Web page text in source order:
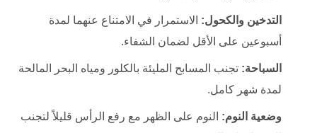
التدخين والكحول: الاستمرار في الامتناع عنهما لمدة
أسبوعين على الأقل لضمان الشفاء.
السباحة: تجنب المسابح المليئة بالكلور ومياه البحر المالحة
لمدة شهر كامل.
وضعية النوم: النوم على الظهر مع رفع الرأس قليلاً لتجنب